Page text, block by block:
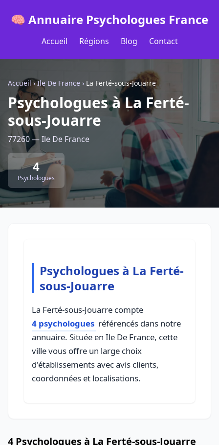
🧠 Annuaire Psychologues France
Accueil Régions Blog Contact
Accueil ›Ile De France › La Ferté-sous-Jouarre
Psychologues à La Ferté-
sous-Jouarre
77260 — Ile De France
4
Psychologues
Psychologues à La Ferté-
sous-Jouarre
La Ferté-sous-Jouarre compte
4 psychologues référencés dans notre
annuaire. Située en Ile De France, cette
ville vous offre un large choix
d'établissements avec avis clients,
coordonnées et localisations.
4 Psychologues à La Ferté-sous-Jouarre